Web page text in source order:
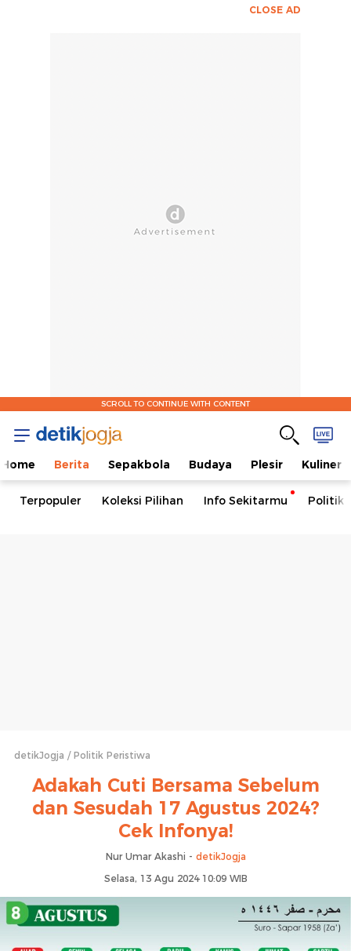
CLOSE AD
SCROLL TO CONTINUE WITH CONTENT
Home Berita Sepakbola Budaya Plesir Kuliner
Terpopuler Koleksi Pilihan Info Sekitarmu Politik
detikJogja Politik Peristiwa
Adakah Cuti Bersama Sebelum
dan Sesudah 17 Agustus 2024?
Cek Infonya!
Nur Umar Akashi - detikJogja
Selasa, 13 Agu 2024 10:09 WIB